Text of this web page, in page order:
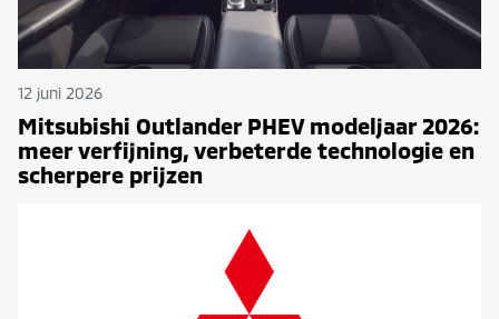
12 juni 2026
Mitsubishi Outlander PHEV modeljaar 2026:
meer verfijning, verbeterde technologie en
scherpere prijzen